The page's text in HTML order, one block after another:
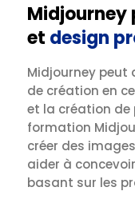
Midjourney
et design
Midjourney peut
de création en
et la création de
formation
créer des
aider à
basant sur les